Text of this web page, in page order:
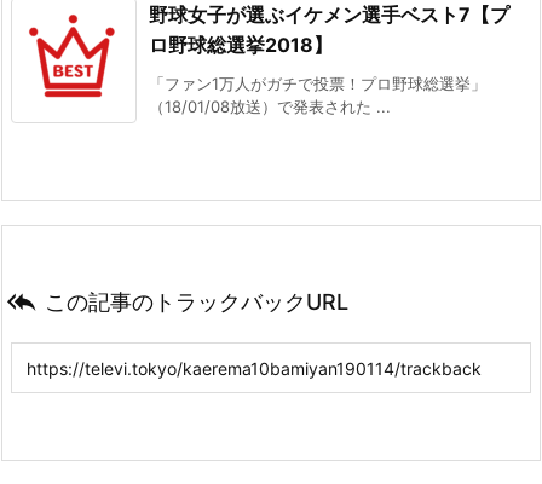
野球女子が選ぶイケメン選手ベスト7【プ
ロ野球総選挙2018】
「ファン1万人がガチで投票！プロ野球総選挙」
（18/01/08放送）で発表された ...
 この記事のトラックバックURL